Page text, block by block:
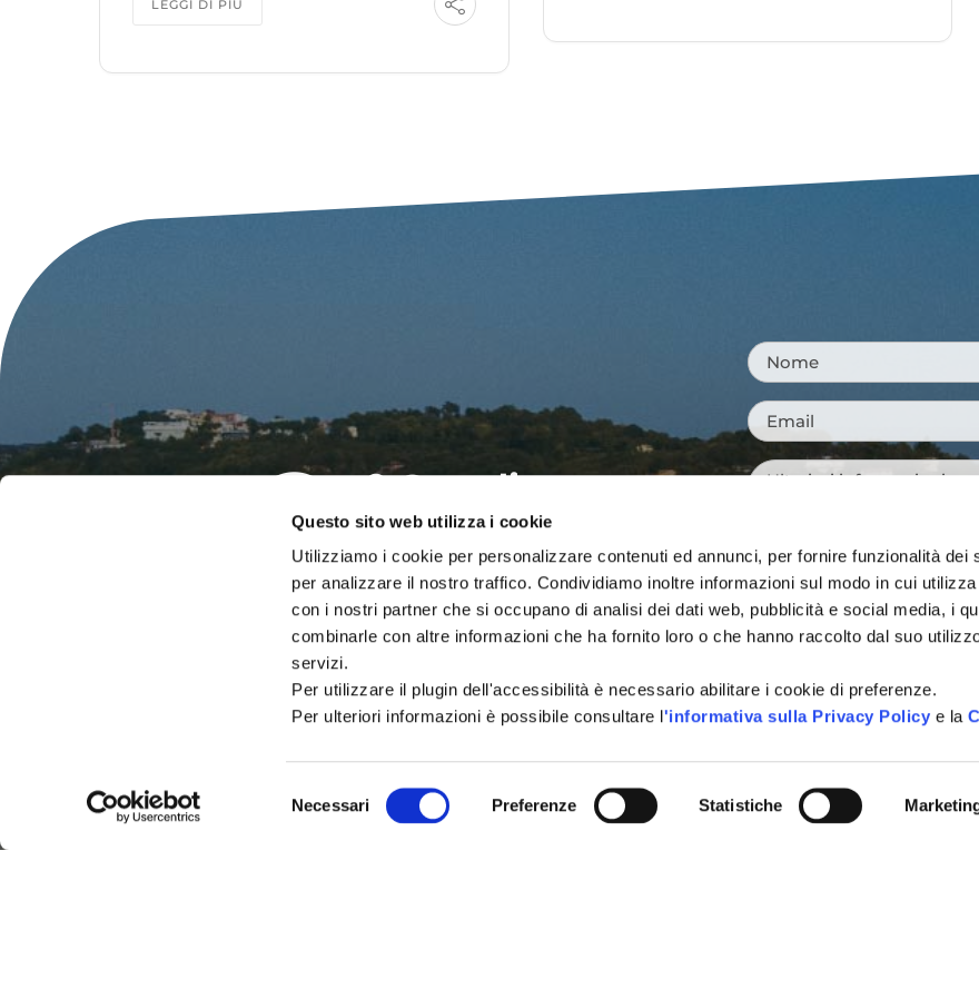
Questo sito web utilizza i cookie
Utilizziamo i cookie per personalizzare contenuti ed annunci, per fornire funzionalità dei
per analizzare il nostro traffico. Condividiamo inoltre informazioni sul modo in cui
con i nostri partner che si occupano di analisi dei dati web, pubblicità e social media, i
combinarle con altre informazioni che ha fornito loro o che hanno raccolto dal suo
servizi.
Per utilizzare il plugin dell'accessibilità è necessario abilitare i cookie di preferenze.
Per ulteriori informazioni è possibile consultare l'informativa sulla Privacy Policy e la
del
Necessari Preferenze Statistiche
LEGGI DI PIÙ
IAT – UFFICIO INFORMAZIONI TURISTICHE
DEL COMUNE DI CATTOLICA
PALAZZO DEL TURISMO
Via Mancini, 24 – Cattolica (RN)
Tel: 0541.966697 / 0541.966621
iat@cattolica.net
Nome*
Email*
Messaggio*
Tutti i campi sono
newsletter
Si, voglio iscrivermi
vivere Cattolica in ogni
definito all'interno delle
CAPTCHA